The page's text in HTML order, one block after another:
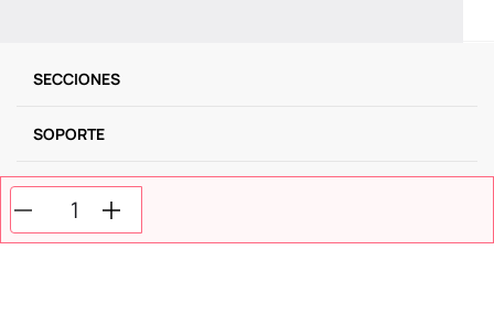
SECCIONES
SOPORTE
SERVICIOS
NOSOTROS